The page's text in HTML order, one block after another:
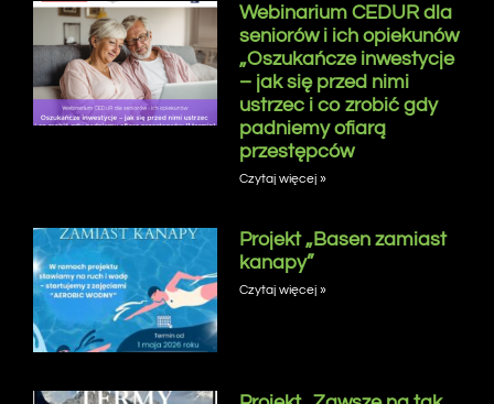
Webinarium CEDUR dla
seniorów i ich opiekunów
„Oszukańcze inwestycje
– jak się przed nimi
ustrzec i co zrobić gdy
padniemy ofiarą
przestępców
Czytaj więcej »
Projekt „Basen zamiast
kanapy”
Czytaj więcej »